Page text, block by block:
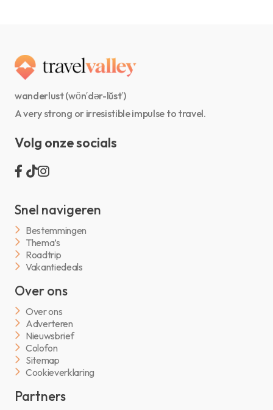
wanderlust (wŏn′dər-lŭst′)
A very strong or irresistible impulse to travel.
Volg onze socials
Snel navigeren
Bestemmingen
Thema’s
Roadtrip
Vakantiedeals
Over ons
Over ons
Adverteren
Nieuwsbrief
Colofon
Sitemap
Cookieverklaring
Partners